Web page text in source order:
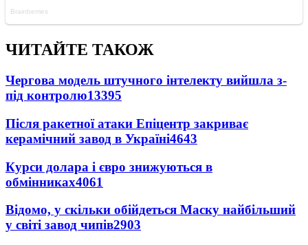
ЧИТАЙТЕ ТАКОЖ
Чергова модель штучного інтелекту вийшла з-
під контролю13395
Після ракетної атаки Епіцентр закриває
керамічний завод в Україні4643
Курси долара і євро знижуються в
обмінниках4061
Відомо, у скільки обійдеться Маску найбільший
у світі завод чипів2903